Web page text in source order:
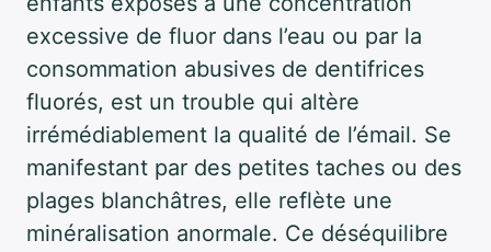
excessive de fluor dans l’eau ou par la
consommation abusives de dentifrices
fluorés, est un trouble qui altère
irrémédiablement la qualité de l’émail. Se
manifestant par des petites taches ou des
plages blanchâtres, elle reflète une
minéralisation anormale. Ce déséquilibre